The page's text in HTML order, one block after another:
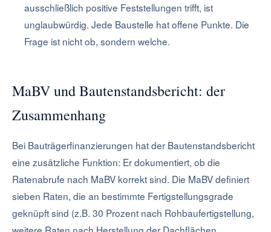
ausschließlich positive Feststellungen trifft, ist
unglaubwürdig. Jede Baustelle hat offene Punkte. Die
Frage ist nicht ob, sondern welche.
MaBV und Bautenstandsbericht: der
Zusammenhang
Bei Bauträgerfinanzierungen hat der Bautenstandsbericht
eine zusätzliche Funktion: Er dokumentiert, ob die
Ratenabrufe nach MaBV korrekt sind. Die MaBV definiert
sieben Raten, die an bestimmte Fertigstellungsgrade
geknüpft sind (z.B. 30 Prozent nach Rohbaufertigstellung,